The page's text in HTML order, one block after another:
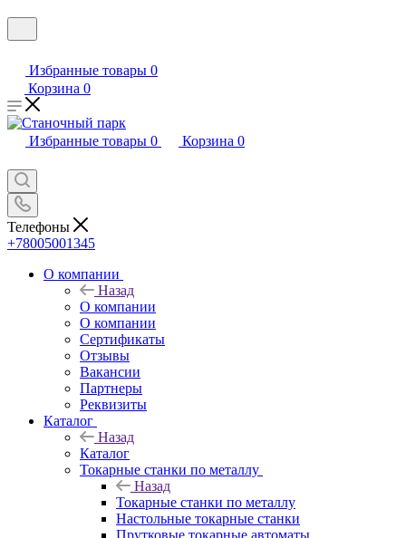
Избранные товары 0
Корзина 0
Избранные товары 0 Корзина 0
Телефоны
+78005001345
О компании
Назад
О компании
О компании
Сертификаты
Отзывы
Вакансии
Партнеры
Реквизиты
Каталог
Назад
Каталог
Токарные станки по металлу
Назад
Токарные станки по металлу
Настольные токарные станки
Прутковые токарные автоматы